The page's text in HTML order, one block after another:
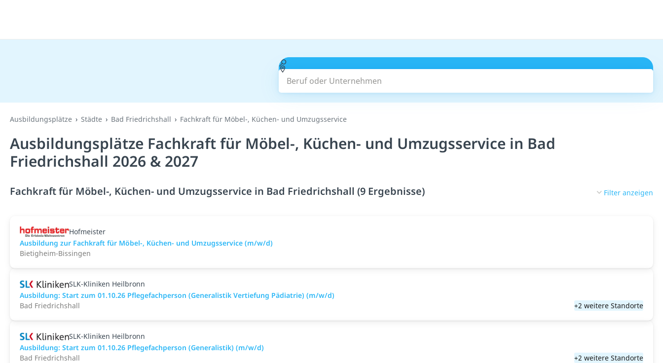
Beruf oder Unternehmen
Ausbildungsplätze Städte Bad Friedrichshall Fachkraft für Möbel-, Küchen- und Umzugsservice
Ausbildungsplätze Fachkraft für Möbel-, Küchen- und Umzugsservice in Bad
Friedrichshall 2026 & 2027
Fachkraft für Möbel-, Küchen- und Umzugsservice in Bad Friedrichshall (9 Ergebnisse) Filter anzeigen
Hofmeister
Ausbildung zur Fachkraft für Möbel-, Küchen- und Umzugsservice (m/w/d)
Bietigheim-Bissingen
SLK-Kliniken Heilbronn
Ausbildung: Start zum 01.10.26 Pflegefachperson (Generalistik Vertiefung Pädiatrie) (m/w/d)
Bad Friedrichshall
+2 weitere Standorte
SLK-Kliniken Heilbronn
Ausbildung: Start zum 01.10.26 Pflegefachperson (Generalistik) (m/w/d)
Bad Friedrichshall
+2 weitere Standorte